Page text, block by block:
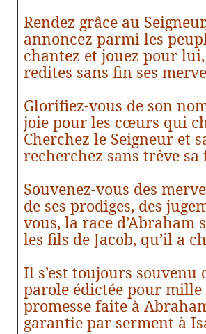
Rendez grâce au
annoncez parmi les
chantez et jouez pour lui,
redites sans fin ses
Glorifiez-vous de son
joie pour les cœurs qui
Cherchez le Seigneur et
recherchez sans trêve sa
Souvenez-vous des
de ses prodiges, des
vous, la race d’Abraham
les fils de Jacob, qu’il a
Il s’est toujours souvenu
parole édictée pour mille
promesse faite à
garantie par serment à